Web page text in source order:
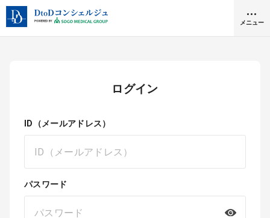
メニュー
DtoDとは
お問合せ
医院の譲渡・売却をお考えの方
採用をお考えの医療機関の方
ログイン
ID（メールアドレス）
パスワード